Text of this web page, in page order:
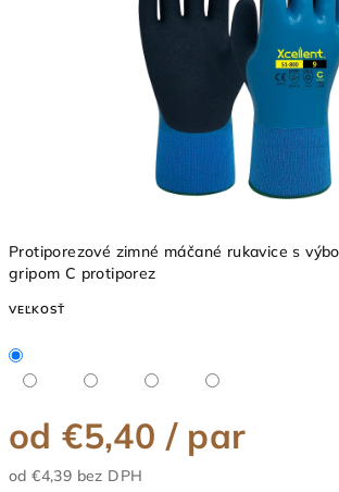
Protiporezové zimné máčané rukavice s
gripom C protiporez
VEĽKOSŤ
od€5,40 / par
od€4,39 bez DPH
hviezdičiek.